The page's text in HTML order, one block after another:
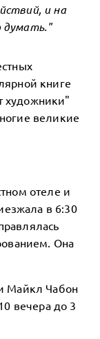
и на
думать."
книге
художники"
великие
отеле и
в 6:30
Она
Майкл Чабон
вечера до 3